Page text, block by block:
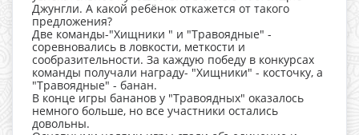
Джунгли. А какой ребёнок откажется от такого
предложения?
Две команды-"Хищники " и "Травоядные" -
соревновались в ловкости, меткости и
сообразительности. За каждую победу в конкурсах
команды получали награду- "Хищники" - косточку, а
"Травоядные" - банан.
В конце игры бананов у "Травоядных" оказалось
немного больше, но все участники остались
довольны.